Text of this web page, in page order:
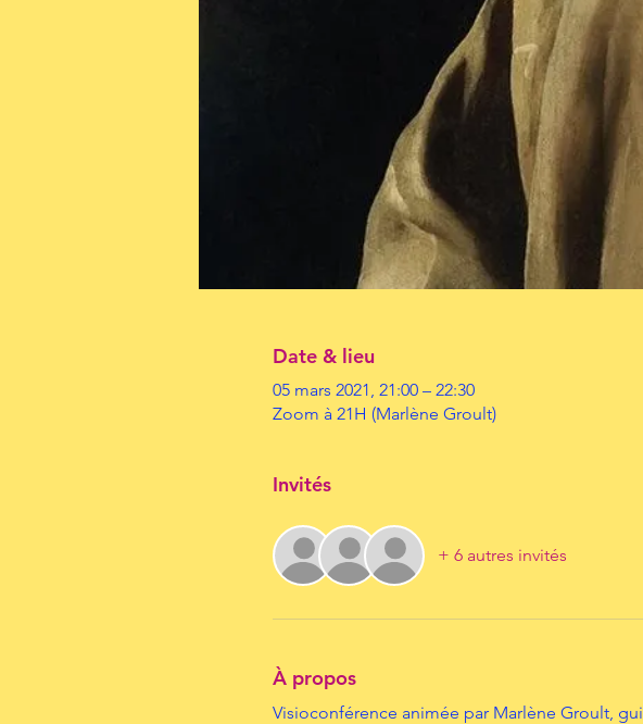
Date & lieu
05 mars 2021, 21:00 – 22:30
Zoom à 21H (Marlène Groult)
Invités
+ 6 autres invités
À propos
Visioconférence animée par Marlène Groult,